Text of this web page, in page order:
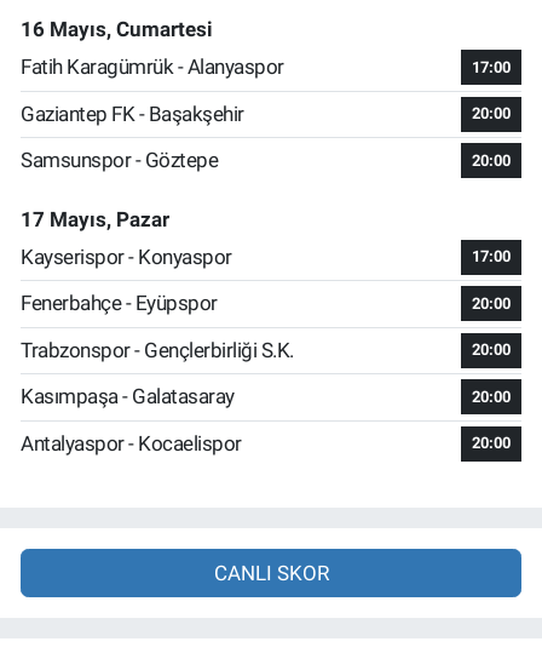
16 Mayıs, Cumartesi
Fatih Karagümrük - Alanyaspor
17:00
Gaziantep FK - Başakşehir 20:00
Samsunspor - Göztepe 20:00
17 Mayıs, Pazar
Kayserispor - Konyaspor
17:00
Fenerbahçe - Eyüpspor 20:00
Trabzonspor - Gençlerbirliği S.K. 20:00
Kasımpaşa - Galatasaray 20:00
Antalyaspor - Kocaelispor 20:00
CANLI SKOR